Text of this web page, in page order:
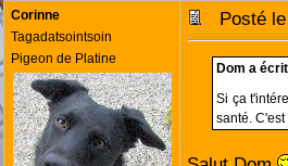
Corinne
Tagadatsointsoin
Pigeon de Platine
Posté
Dom a
Si ça
santé.